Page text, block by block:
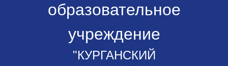
образовательное
учреждение
"КУРГАНСКИЙ